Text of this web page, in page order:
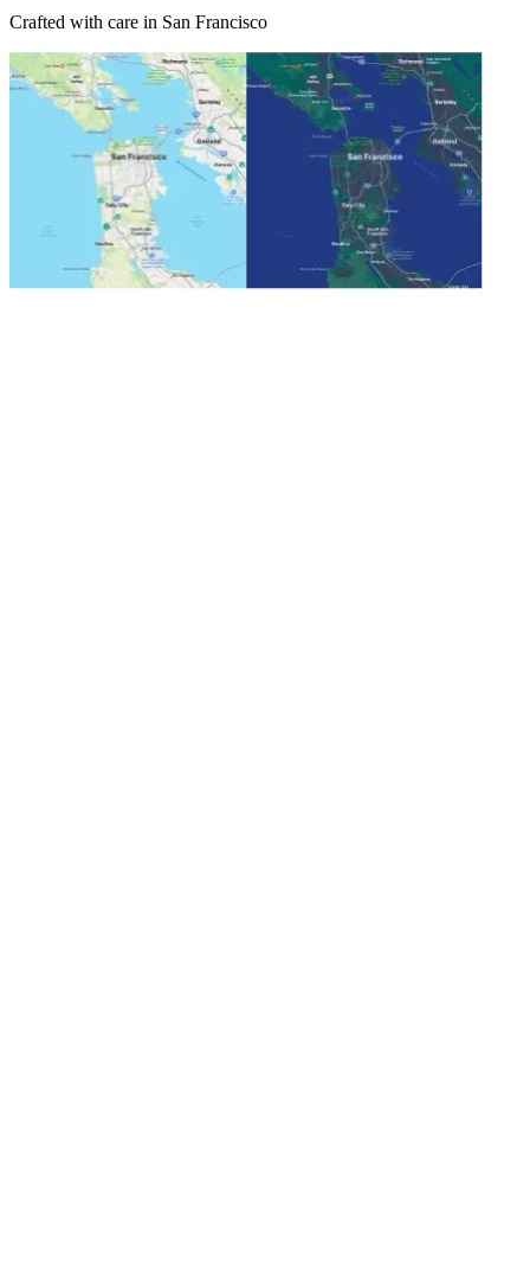
Crafted with care in San Francisco